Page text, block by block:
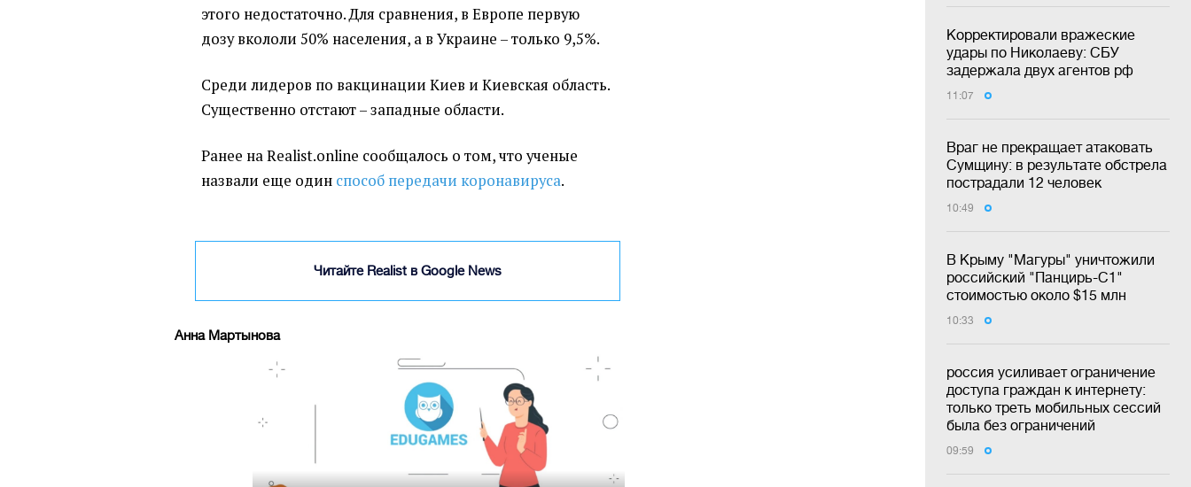
Корректировали вражеские
удары по Николаеву: СБУ
задержала двух агентов рф
11:07
Враг не прекращает атаковать
Сумщину: в результате обстрела
пострадали 12 человек
10:49
В Крыму "Магуры" уничтожили
российский "Панцирь-С1"
стоимостью около $15 млн
10:33
россия усиливает ограничение
доступа граждан к интернету:
только треть мобильных сессий
была без ограничений
09:59
этого недостаточно. Для сравнения, в Европе первую
дозу вкололи 50% населения, а в Украине – только 9,5%.
Среди лидеров по вакцинации Киев и Киевская область.
Существенно отстают – западные области.
Ранее на Realist.online сообщалось о том, что ученые
назвали еще один способ передачи коронавируса.
Читайте Realist в Google News
Анна Мартынова